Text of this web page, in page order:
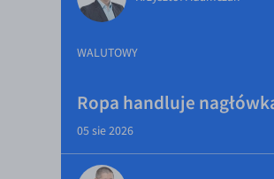
WALUTOWY
Ropa handluje
05 sie 2026